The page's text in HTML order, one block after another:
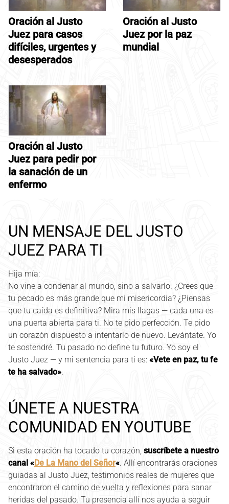
Oración al Justo
Juez para casos
difíciles, urgentes y
desesperados
Oración al Justo
Juez por la paz
mundial
Oración al Justo
Juez para pedir por
la sanación de un
enfermo
UN MENSAJE DEL JUSTO
JUEZ PARA TI
Hija mía:
No vine a condenar al mundo, sino a salvarlo. ¿Crees que
tu pecado es más grande que mi misericordia? ¿Piensas
que tu caída es definitiva? Mira mis llagas — cada una es
una puerta abierta para ti. No te pido perfección. Te pido
un corazón dispuesto a intentarlo de nuevo. Levántate. Yo
te sostendré. Tu pasado no define tu futuro. Yo soy el
Justo Juez — y mi sentencia para ti es: «Vete en paz, tu fe
te ha salvado».
ÚNETE A NUESTRA
COMUNIDAD EN YOUTUBE
Si esta oración ha tocado tu corazón, suscríbete a nuestro
canal «De La Mano del Señor«. Allí encontrarás oraciones
guiadas al Justo Juez, testimonios reales de mujeres que
encontraron el camino de vuelta y reflexiones para sanar
heridas del pasado. Tu presencia allí nos ayuda a seguir